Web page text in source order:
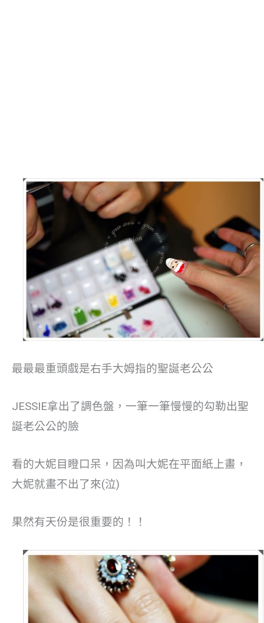
最最最重頭戲是右手大姆指的聖誕老公公
JESSIE拿出了調色盤，一筆一筆慢慢的勾勒出聖
誕老公公的臉
看的大妮目瞪口呆，因為叫大妮在平面紙上畫，
大妮就畫不出了來(泣)
果然有天份是很重要的！！